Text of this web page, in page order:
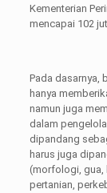
Kementerian
mencapai 102
Pada dasarnya,
hanya
namun juga
dalam
dipandang
harus juga
(morfologi, gua,
pertanian,